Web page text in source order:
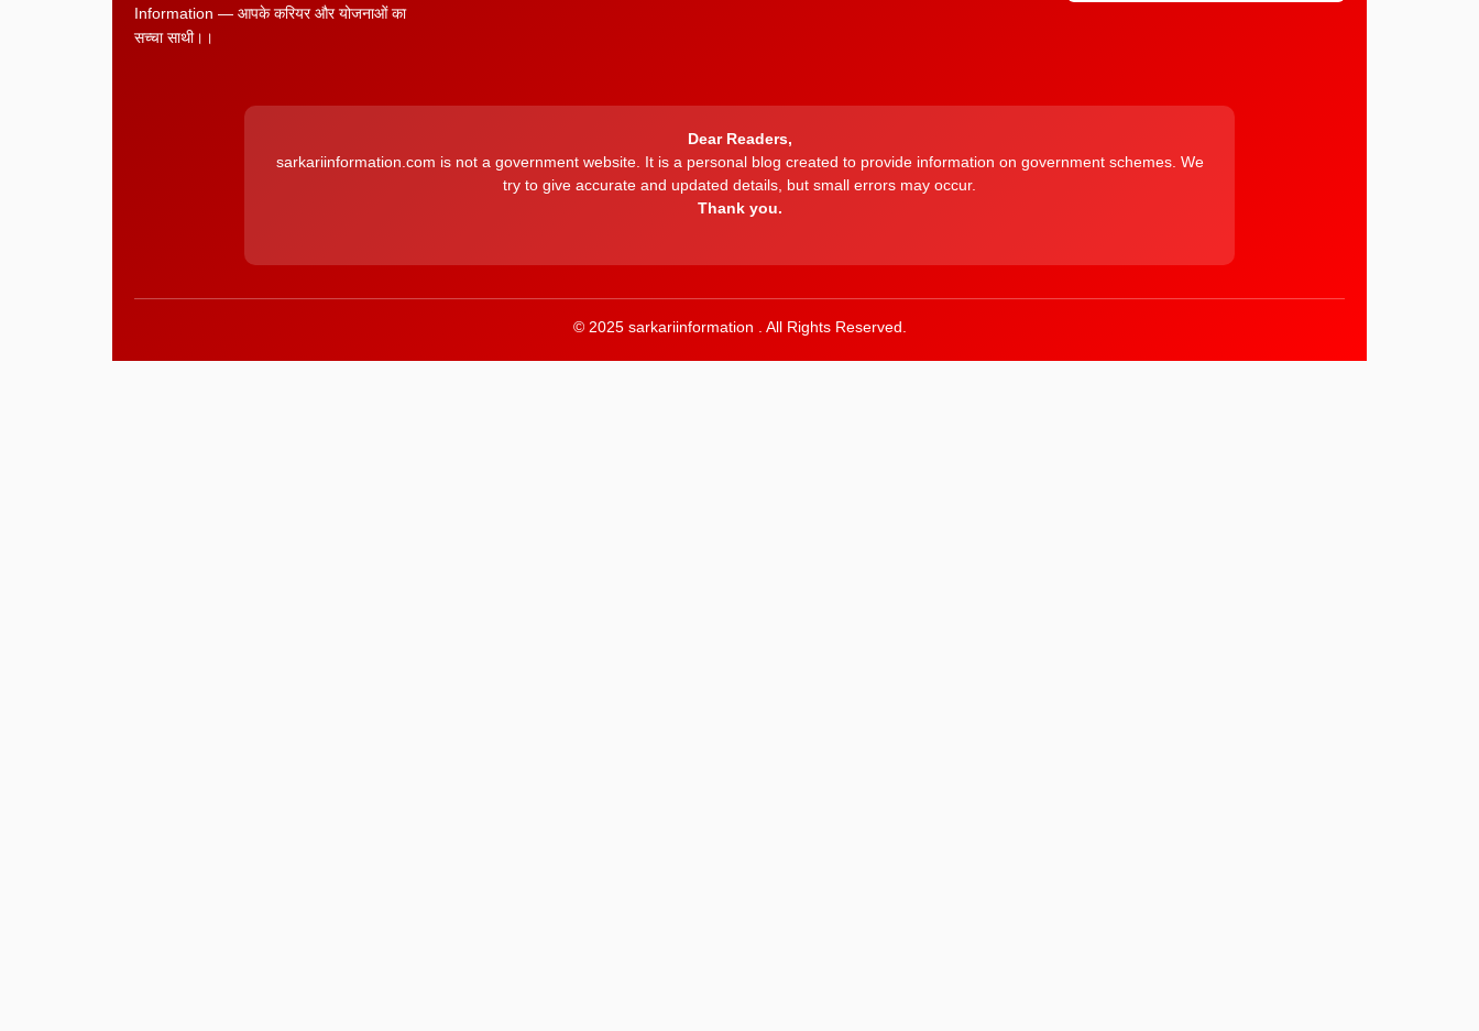
Information — आपके करियर और योजनाओं का
सच्चा साथी।।
Dear Readers,
sarkariinformation.com is not a government website. It is a personal blog created to provide information on government schemes. We
try to give accurate and updated details, but small errors may occur.
Thank you.
© 2025 sarkariinformation . All Rights Reserved.